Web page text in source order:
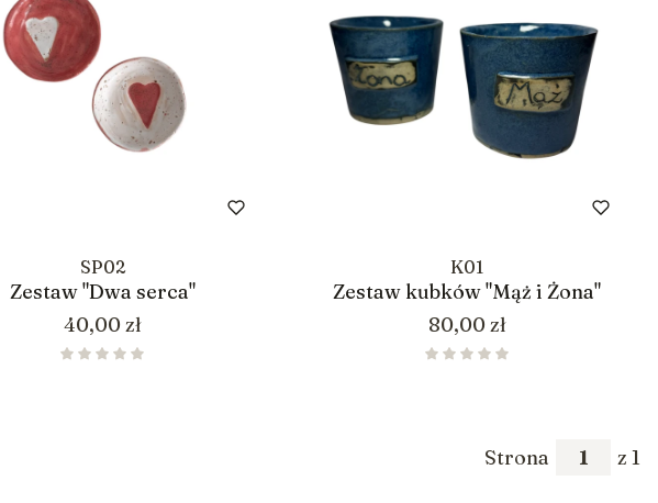
SP02
Zestaw "Dwa serca"
Cena
40,00 zł
K01
Zestaw kubków "Mąż i Żona"
Cena
80,00 zł
Strona z 1